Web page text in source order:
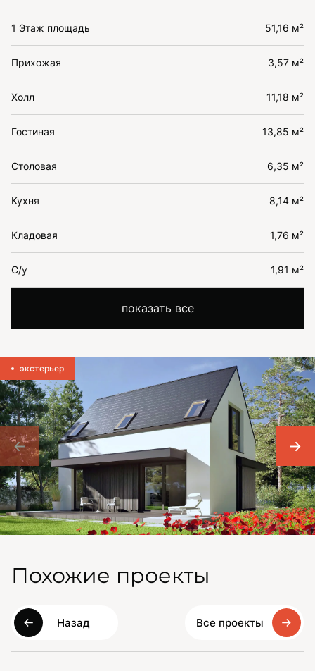
1 Этаж площадь 51,16 м²
Прихожая 3,57 м²
Холл 11,18 м²
Гостиная 13,85 м²
Столовая 6,35 м²
Кухня 8,14 м²
Кладовая 1,76 м²
С/у 1,91 м²
показать все
экстерьер
Похожие проекты
Назад Все проекты